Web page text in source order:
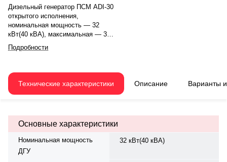
Дизельный генератор ПСМ ADI-30
открытого исполнения,
номинальная мощность — 32
кВт(40 кВА), максимальная — 35
кВт (44 кВА). Двигатель IVECO
NEF45AM2, рядное, 4.0-
оборотов. Объём двигателя —
4.5 л. Система охлаждения —
вращения — 1500 об/мин.
Генератор синхронный, 3-фазный,
топлива: 6.5 л/ч при 75%.
степень защиты IP 23. Время
Подробности
Технические характеристики Описание Варианты
Основные характеристики
Номинальная мощность
ДГУ
32 кВт(40 кВА)